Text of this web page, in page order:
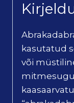
kasutatud
või